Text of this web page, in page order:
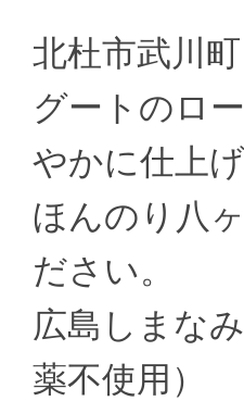
北杜市武川
グートのロ
やかに仕上げ
ほんのり八
ださい。
広島しまな
薬不使用）